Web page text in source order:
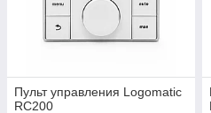
Пульт управления Logomatic
RC200